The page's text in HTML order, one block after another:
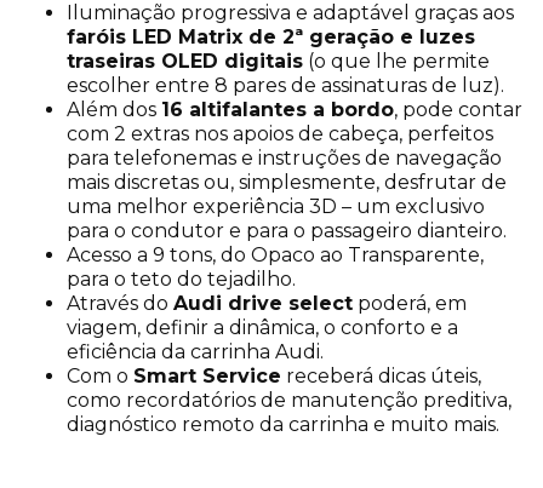
Iluminação progressiva e adaptável graças aos
faróis LED Matrix de 2ª geração e luzes
traseiras OLED digitais (o que lhe permite
escolher entre 8 pares de assinaturas de luz).
Além dos 16 altifalantes a bordo, pode contar
com 2 extras nos apoios de cabeça, perfeitos
para telefonemas e instruções de navegação
mais discretas ou, simplesmente, desfrutar de
uma melhor experiência 3D – um exclusivo
para o condutor e para o passageiro dianteiro.
Acesso a 9 tons, do Opaco ao Transparente,
para o teto do tejadilho.
Através do Audi drive select poderá, em
viagem, definir a dinâmica, o conforto e a
eficiência da carrinha Audi.
Com o Smart Service receberá dicas úteis,
como recordatórios de manutenção preditiva,
diagnóstico remoto da carrinha e muito mais.